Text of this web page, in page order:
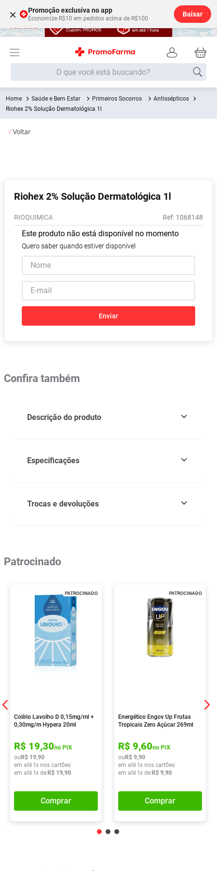
× Promoção exclusiva no app
Economize R$10 em pedidos acima de R$100
Baixar
O que você está buscando?
Saúde e Bem Estar Primeiros Socorros
Antissépticos
Riohex 2% Solução Dermatológica 1l
Riohex 2% Solução Dermatológica 1l
RIOQUIMICA : 1068148
Este produto não está disponível no momento
Quero saber quando estiver disponível
Enviar
Voltar
Confira também
Descrição do produto
Especificações
Trocas e devoluções
Patrocinado
PATROCINADO
Colírio Lavolho D 0,15mg/ml +
0,30mg/m Hypera 20ml
R$ 19,30no PIX
ou R$ 19,90
em até 1x nos cartões
em até 1x de R$ 19,90
Comprar
PATROCINADO
Energético Engov Up Frutas
Tropicais Zero Açúcar 269ml
R$ 9,60no PIX
ou R$ 9,90
em até 1x nos cartões
em até 1x de R$ 9,90
Comprar
Termos mais buscados
1º Fralda
2
6º Shampoo
7 º Desodorante
8 Absorvente
9º Lavitan
10 º